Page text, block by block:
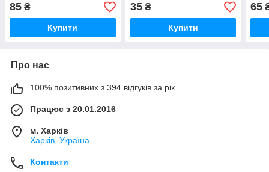
85 ₴
Купити
35₴
Купити
65
Про нас
100% позитивних з 394 відгуків за рік
Працює з 20.01.2016
м. Харків
Харків, Україна
Контакти